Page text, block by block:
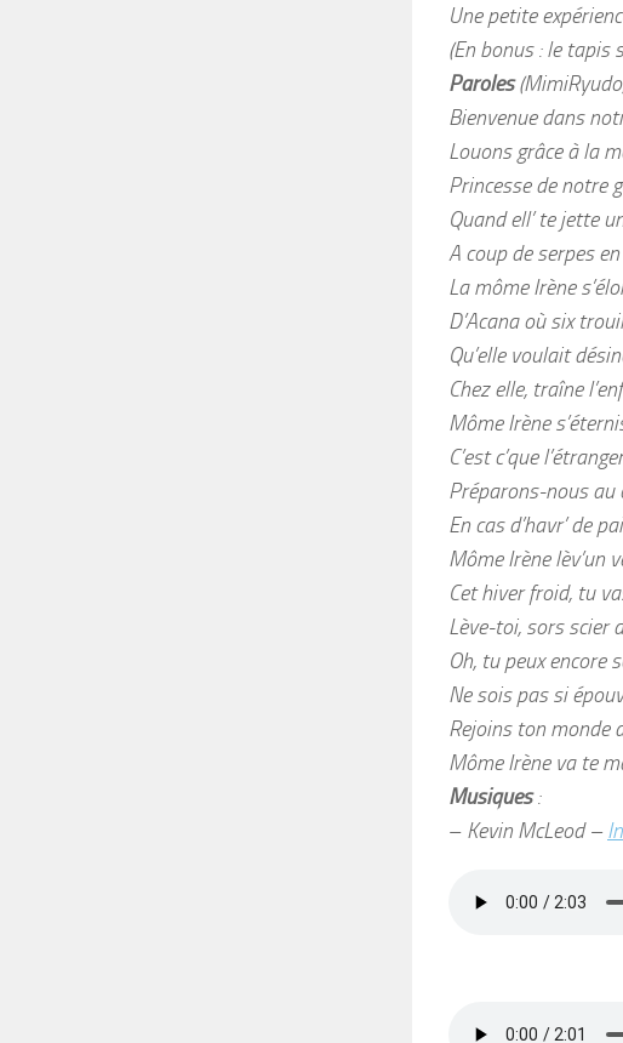
Une petite
(En bonus : le
Paroles
Bienvenue dans
Louons grâce à la
Princesse de notre
Quand ell’ te jette
A coup de serpes
La môme Irène
D’Acana où six
Qu’elle voulait
Chez elle, traîne
Môme Irène
C’est c’que
Préparons-nous au
En cas d’havr’ de
Môme Irène lèv’un
Cet hiver froid, tu
Lève-toi, sors scier
Oh, tu peux encore
Ne sois pas si
Rejoins ton monde
Môme Irène va te
Musiques:
– Kevin McLeod –